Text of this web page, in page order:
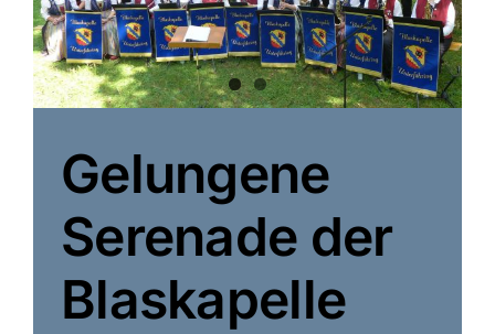
Gelungene
Serenade der
Blaskapelle